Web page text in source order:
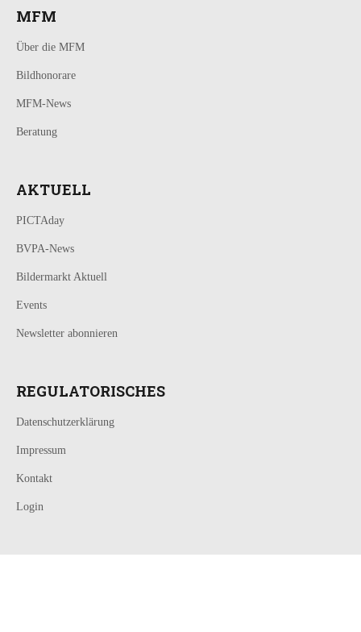
MFM
Über die MFM
Bildhonorare
MFM-News
Beratung
AKTUELL
PICTAday
BVPA-News
Bildermarkt Aktuell
Events
Newsletter abonnieren
REGULATORISCHES
Datenschutzerklärung
Impressum
Kontakt
Login